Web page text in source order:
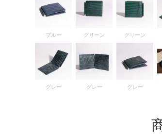
ブルー グリーン グリーン
グレー グレー グレー